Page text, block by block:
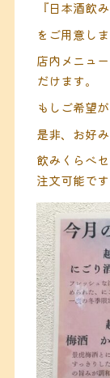
『日本酒飲
をご用意しま
店内メニュ
だけます。
もしご希望
是非、お好
飲みくらべ
注文可能で